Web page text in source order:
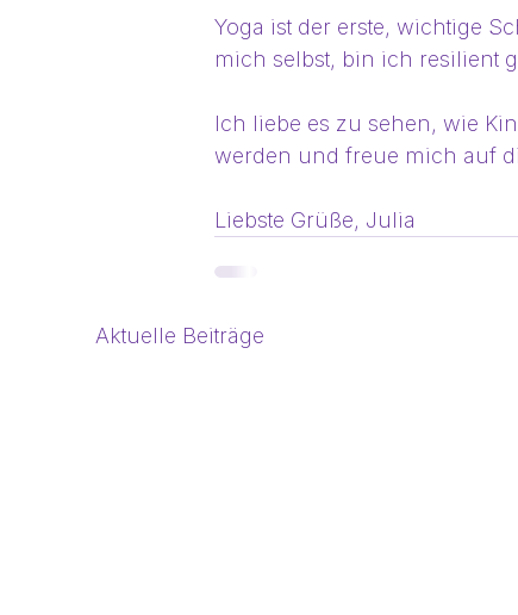
Yoga ist der erste, wichtige
mich selbst, bin ich resilient
Ich liebe es zu sehen, wie
werden und freue mich auf
Liebste Grüße, Julia
Aktuelle Beiträge